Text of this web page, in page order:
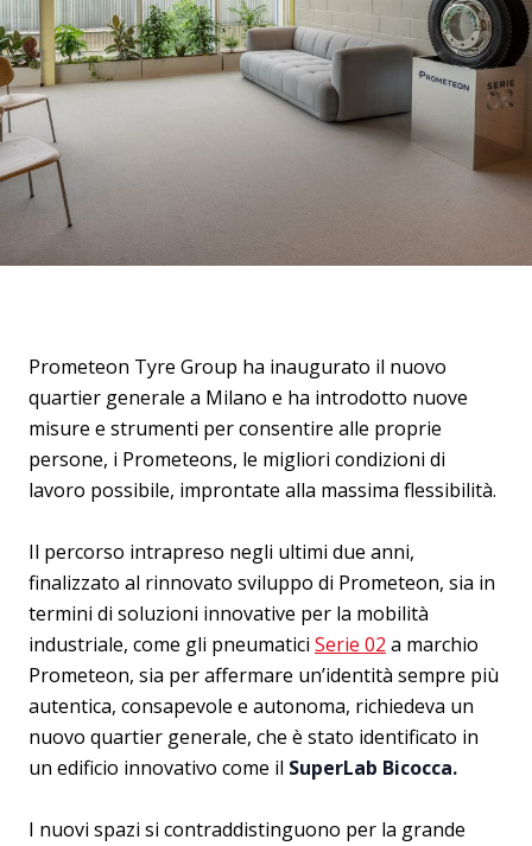
Prometeon Tyre Group ha inaugurato il nuovo
quartier generale a Milano e ha introdotto nuove
misure e strumenti per consentire alle proprie
persone, i Prometeons, le migliori condizioni di
lavoro possibile, improntate alla massima flessibilità.
Il percorso intrapreso negli ultimi due anni,
finalizzato al rinnovato sviluppo di Prometeon, sia in
termini di soluzioni innovative per la mobilità
industriale, come gli pneumatici Serie 02 a marchio
Prometeon, sia per affermare un’identità sempre più
autentica, consapevole e autonoma, richiedeva un
nuovo quartier generale, che è stato identificato in
un edificio innovativo come il SuperLab Bicocca.
I nuovi spazi si contraddistinguono per la grande